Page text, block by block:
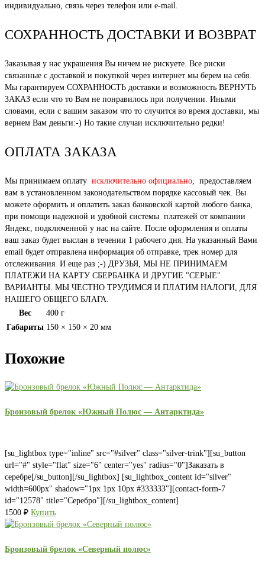
индивидуально, связь через телефон или e-mail.
СОХРАННОСТЬ ДОСТАВКИ И ВОЗВРАТ
Заказывая у нас украшения Вы ничем не рискуете. Все риски
связанные с доставкой и покупкой через интернет мы берем на себя.
Мы гарантируем СОХРАННОСТЬ доставки и возможность ВЕРНУТЬ
ЗАКАЗ если что то Вам не понравилось при получении. Иными
словами, если с вашим заказом что то случится во время доставки, мы
вернем Вам деньги:-) Но такие случаи исключительно редки!
ОПЛАТА ЗАКАЗА
Мы принимаем оплату исключительно официально, предоставляем
вам в установленном законодательством порядке кассовый чек. Вы
можете оформить и оплатить заказ банковской картой любого банка,
при помощи надежной и удобной системы платежей от компании
Яндекс, подключенной у нас на сайте. После оформления и оплаты
ваш заказ будет выслан в течении 1 рабочего дня. На указанный Вами
email будет отправлена информация об отправке, трек номер для
отслеживания. И еще раз ;-) ДРУЗЬЯ, МЫ НЕ ПРИНИМАЕМ
ПЛАТЕЖИ НА КАРТУ СБЕРБАНКА И ДРУГИЕ "СЕРЫЕ"
ВАРИАНТЫ. МЫ ЧЕСТНО ТРУДИМСЯ И ПЛАТИМ НАЛОГИ, ДЛЯ
НАШЕГО ОБЩЕГО БЛАГА.
Вес
400 г
Габариты 150 × 150 × 20 мм
Похожие
Бронзовый брелок «Южный Полюс — Антарктида»
[su_lightbox type="inline" src="#silver" class="silver-trink"][su_button
url="#" style="flat" size="6" center="yes" radius="0"]Заказать в
серебре[/su_button][/su_lightbox] [su_lightbox_content id="silver"
width=600px" shadow="1px 1px 10px #333333"][contact-form-7
id="12578" title="Серебро"][/su_lightbox_content]
1500 ₽ Купить
Бронзовый брелок «Северный полюс»